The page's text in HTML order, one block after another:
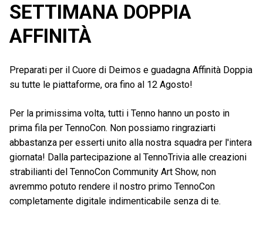
SETTIMANA DOPPIA
AFFINITÀ
Preparati per il Cuore di Deimos e guadagna Affinità Doppia
su tutte le piattaforme, ora fino al 12 Agosto!
Per la primissima volta, tutti i Tenno hanno un posto in
prima fila per TennoCon. Non possiamo ringraziarti
abbastanza per esserti unito alla nostra squadra per l'intera
giornata! Dalla partecipazione al TennoTrivia alle creazioni
strabilianti del TennoCon Community Art Show, non
avremmo potuto rendere il nostro primo TennoCon
completamente digitale indimenticabile senza di te.